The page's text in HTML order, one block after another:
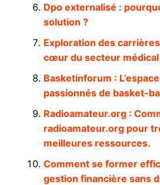
Dpo externalisé :
solution ?
Exploration des
cœur du secteur médical
Basketinforum :
passionnés de basket-
Radioamateur.org :
radioamateur.org pour
meilleures ressources.
Comment se former
gestion financière sans